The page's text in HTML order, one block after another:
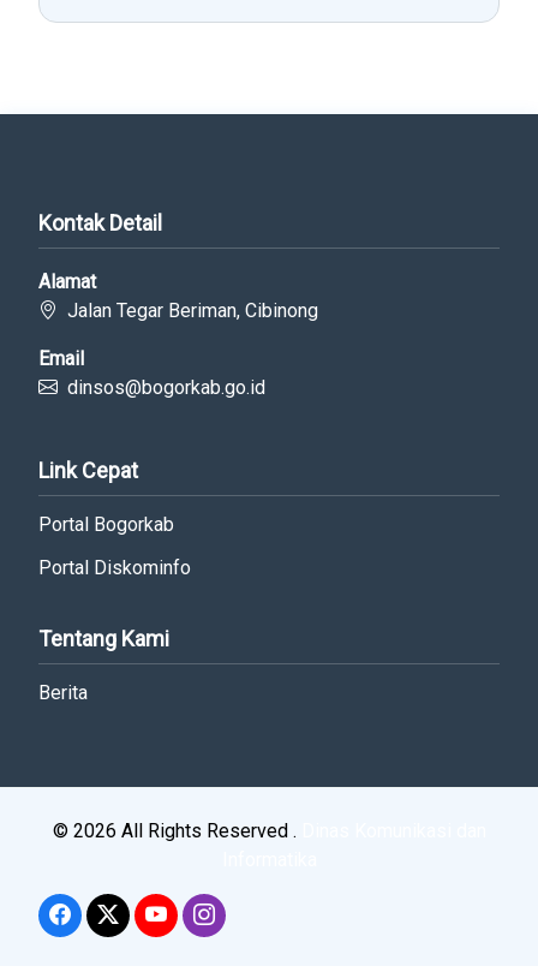
Kontak Detail
Alamat
Jalan Tegar Beriman, Cibinong
Email
dinsos@bogorkab.go.id
Link Cepat
Portal Bogorkab
Portal Diskominfo
Tentang Kami
Berita
© 2026 All Rights Reserved .